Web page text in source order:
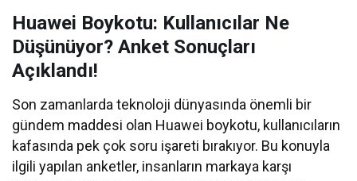
Huawei Boykotu: Kullanıcılar Ne
Düşünüyor? Anket Sonuçları
Açıklandı!
Son zamanlarda teknoloji dünyasında önemli bir
gündem maddesi olan Huawei boykotu, kullanıcıların
kafasında pek çok soru işareti bırakıyor. Bu konuyla
ilgili yapılan anketler, insanların markaya karşı